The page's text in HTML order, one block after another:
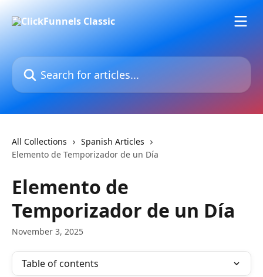
Search for articles...
All Collections
Spanish Articles
Elemento de Temporizador de un Día
Elemento de
Temporizador de un Día
November 3, 2025
Table of contents